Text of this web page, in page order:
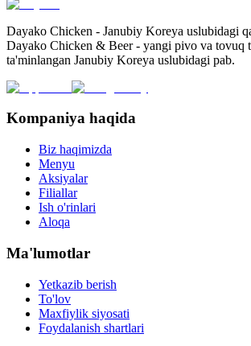
Dayako Chicken - Janubiy Koreya uslubidagi
Dayako Chicken & Beer - yangi pivo va tovuq
ta'minlangan Janubiy Koreya uslubidagi pab.
Kompaniya haqida
Biz haqimizda
Menyu
Aksiyalar
Filiallar
Ish o'rinlari
Aloqa
Ma'lumotlar
Yetkazib berish
To'lov
Maxfiylik siyosati
Foydalanish shartlari